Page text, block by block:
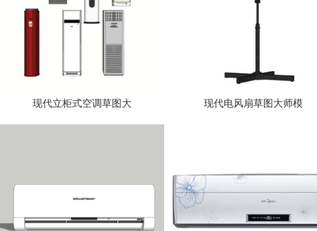
现代立柜式空调草图大 现代电风扇草图大师模